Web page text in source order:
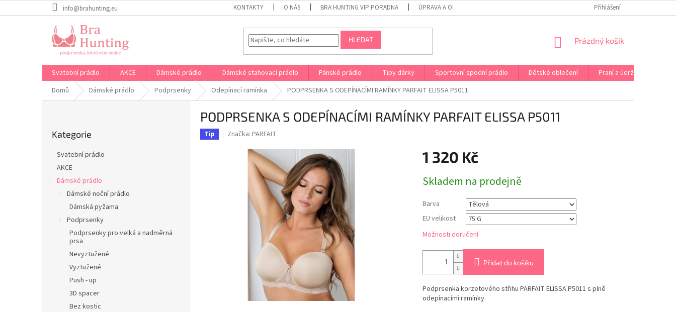
na
info@brahunting.eu KONTAKTY O NÁS BRA HUNTING VIP PORADNA ÚPRAVA A OPRAVA PRÁDLA NA MÍRU DOPRAVA A PLATBA ČR A EU
Přihlášení
HLEDAT
NÁKUPNÍ
Prázdný košík
Svatební prádlo AKCE Dámské prádlo Dámské stahovací prádlo Pánské prádlo Tipy dárky Sportovní spodní prádlo Dětské oblečení Praní a údržba
Domů
Dámské prádlo Podprsenky Odepínací ramínka PODPRSENKA S ODEPÍNACÍMI RAMÍNKY PARFAIT ELISSA P5011
kategorie
Kategorie
Svatební prádlo
AKCE
Dámské prádlo
Dámské noční prádlo
Dámská pyžama
Podprsenky
Podprsenky pro velká a nadměrná
prsa
Nevyztužené
Vyztužené
Push - up
3D spacer
Bez kostic
PODPRSENKA S ODEPÍNACÍMI RAMÍNKY PARFAIT ELISSA P5011
Tip Značka: PARFAIT
1 320 Kč
cena:
Skladem na prodejně
Barva
EU velikost
Možnosti doručení
Přidat do košíku
Podprsenka korzetového střihu PARFAIT ELISSA P5011 s plně
odepínacími ramínky.